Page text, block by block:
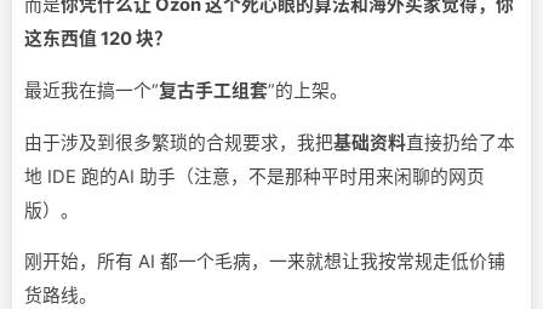
而是你凭什么让 Ozon 这个死心眼的算法和海外买家觉得，你
这东西值 120 块？
最近我在搞一个“复古手工组套”的上架。
由于涉及到很多繁琐的合规要求，我把基础资料直接扔给了本
地 IDE 跑的AI 助手（注意，不是那种平时用来闲聊的网页
版）。
刚开始，所有 AI 都一个毛病，一来就想让我按常规走低价铺
货路线。